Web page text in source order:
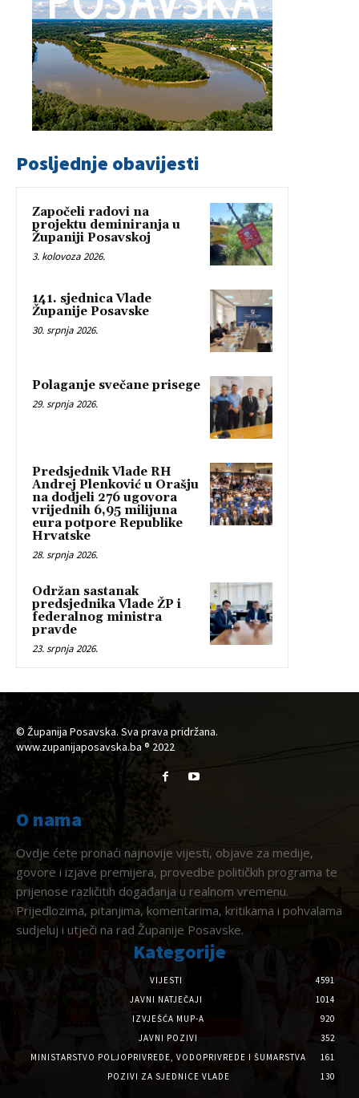
Posljednje obavijesti
Započeli radovi na
projektu deminiranja u
Županiji Posavskoj
3. kolovoza 2026.
141. sjednica Vlade
Županije Posavske
30. srpnja 2026.
Polaganje svečane prisege
29. srpnja 2026.
Predsjednik Vlade RH
Andrej Plenković u Orašju
na dodjeli 276 ugovora
vrijednih 6,95 milijuna
eura potpore Republike
Hrvatske
28. srpnja 2026.
Održan sastanak
predsjednika Vlade ŽP i
federalnog ministra
pravde
23. srpnja 2026.
© Županija Posavska. Sva prava pridržana.
www.zupanijaposavska.ba ® 2022
O nama
Ovdje ćete pronaći najnovije vijesti, objave za medije,
govore i izjave premijera, provedbe političkih programa te
prijenose različitih događanja u realnom vremenu.
Prijedlozima, pitanjima, komentarima, kritikama i pohvalama
sudjeluj i utječi na rad Županije Posavske.
Kategorije
VIJESTI
4591
JAVNI NATJEČAJI
1014
IZVJEŠĆA MUP-A
920
JAVNI POZIVI
352
MINISTARSTVO POLJOPRIVREDE, VODOPRIVREDE I ŠUMARSTVA
161
POZIVI ZA SJEDNICE VLADE
130